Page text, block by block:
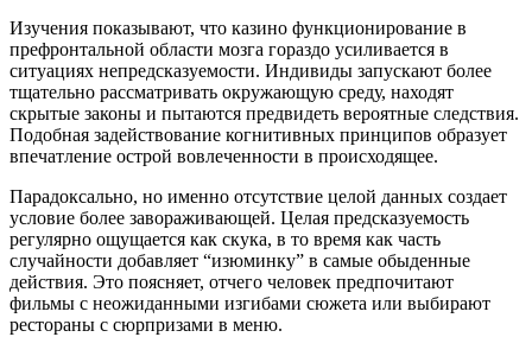
Изучения показывают, что казино функционирование в
префронтальной области мозга гораздо усиливается в
ситуациях непредсказуемости. Индивиды запускают более
тщательно рассматривать окружающую среду, находят
скрытые законы и пытаются предвидеть вероятные следствия.
Подобная задействование когнитивных принципов образует
впечатление острой вовлеченности в происходящее.
Парадоксально, но именно отсутствие целой данных создает
условие более завораживающей. Целая предсказуемость
регулярно ощущается как скука, в то время как часть
случайности добавляет “изюминку” в самые обыденные
действия. Это поясняет, отчего человек предпочитают
фильмы с неожиданными изгибами сюжета или выбирают
рестораны с сюрпризами в меню.